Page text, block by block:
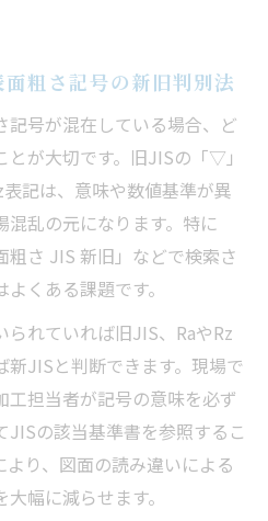
粗さ記号の新旧判別法
記号が混在している場合、ど
が大切です。旧JISの「▽」
記は、意味や数値基準が異
乱の元になります。特に
粗さ JIS 新旧」などで検索さ
くある課題です。
れていれば旧JIS、RaやRz
新JISと判断できます。現場で
工担当者が記号の意味を必ず
JISの該当基準書を参照するこ
り、図面の読み違いによる
幅に減らせます。